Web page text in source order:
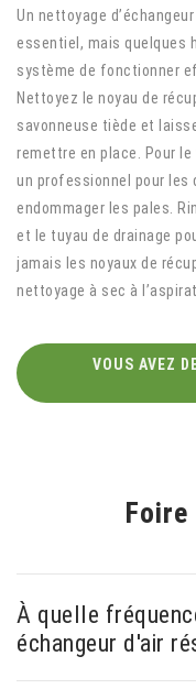
Un nettoyage
essentiel, mais quelques
système de fonctionner
Nettoyez le noyau de
savonneuse tiède et
remettre en place. Pour
un professionnel pour les
endommager les pales.
et le tuyau de drainage
jamais les noyaux de
nettoyage à sec à
VOUS AVEZ
À quelle
échangeur d'air